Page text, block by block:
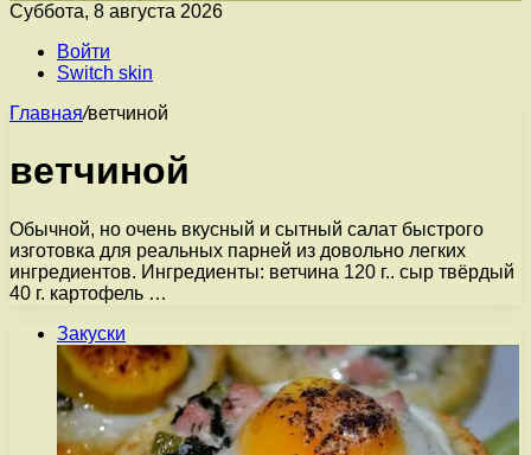
Суббота, 8 августа 2026
Войти
Switch skin
Главная/ветчиной
ветчиной
Обычной, но очень вкусный и сытный салат быстрого
изготовка для реальных парней из довольно легких
ингредиентов. Ингредиенты: ветчина 120 г.. сыр твёрдый
40 г. картофель …
Закуски